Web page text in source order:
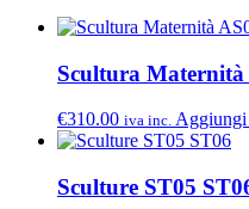
Scultura Maternità
€310.00 iva inc.
Sculture ST05